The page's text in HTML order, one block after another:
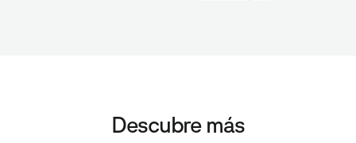
Descubre más